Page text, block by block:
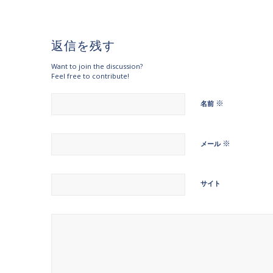
返信を残す
Want to join the discussion?
Feel free to contribute!
名前 ※
メール ※
サイト